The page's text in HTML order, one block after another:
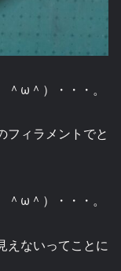
ω＾）・・・。
フィラメントでと
ω＾）・・・。
えないってことに